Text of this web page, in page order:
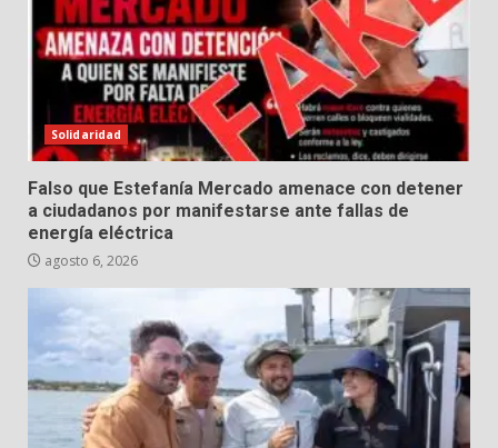
Solidaridad
Falso que Estefanía Mercado amenace con detener
a ciudadanos por manifestarse ante fallas de
energía eléctrica
agosto 6, 2026